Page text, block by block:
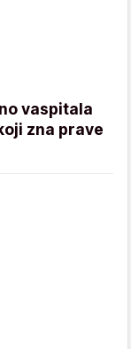
vaspitala
zna prave